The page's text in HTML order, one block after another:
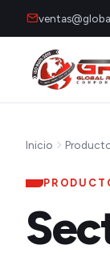
Inicio